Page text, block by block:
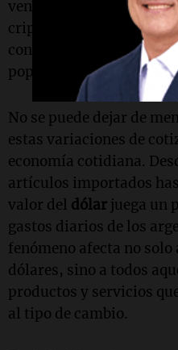
venta. Este último se
criptomonedas como el
convirtiendo en una
popular entre los
No se puede dejar de
estas variaciones de
economía cotidiana.
artículos importados
valor del dólar juega un
gastos diarios de los
fenómeno afecta no
dólares, sino a todos
productos y servicios
al tipo de cambio.